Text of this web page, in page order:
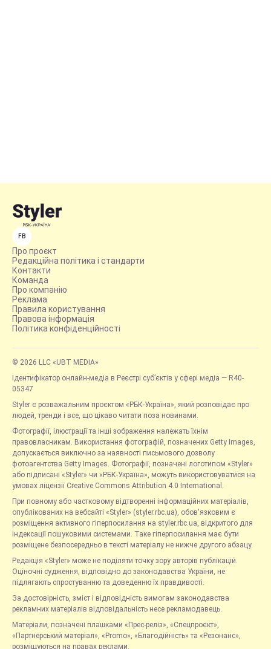
FB
Про проєкт
Редакційна політика і стандарти
Контакти
Команда
Про компанію
Реклама
Правила користування
Правова інформація
Політика конфіденційності
© 2026 LLC «UBT MEDIA»
Ідентифікатор онлайн-медіа в Реєстрі суб’єктів у сфері медіа — R40-
05347
Styler є розважальним проєктом «РБК-Україна», який розповідає про
людей, тренди і все, що цікаво читати поза новинами.
Фотографії, ілюстрації та інші зображення належать їхнім
правовласникам. Використання фотографій, позначених Getty Images,
допускається виключно за наявності письмового дозволу
фотоагентства Getty Images. Фотографії, позначені логотипом «Styler»
або підписані «Styler» чи «РБК-Україна», можуть використовуватися на
умовах ліцензії Creative Commons Attribution 4.0 International.
При повному або частковому відтворенні інформаційних матеріалів,
опублікованих на вебсайті «Styler» (styler.rbc.ua), обов'язковим є
розміщення активного гіперпосилання на styler.rbc.ua, відкритого для
індексації пошуковими системами. Таке гіперпосилання має бути
розміщене безпосередньо в тексті матеріалу не нижче другого абзацу.
Редакція «Styler» може не поділяти точку зору авторів публікацій.
Оціночні судження, відповідно до законодавства України, не
підлягають спростуванню та доведенню їх правдивості.
За достовірність, зміст і відповідність вимогам законодавства
рекламних матеріалів відповідальність несе рекламодавець.
Матеріали, позначені плашками «Прес-реліз», «Спецпроєкт»,
«Партнерський матеріал», «Promo», «Благодійність» та «Резонанс»,
розміщуються на правах реклами.